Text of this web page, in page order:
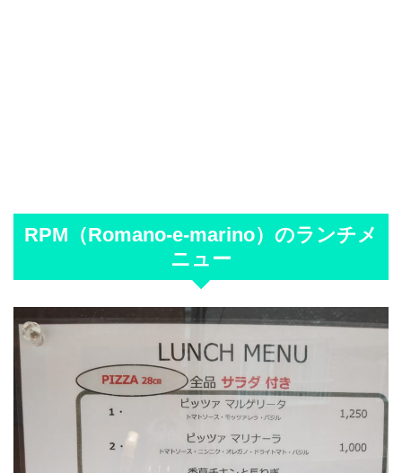
RPM（Romano-e-marino）のランチメ
ニュー